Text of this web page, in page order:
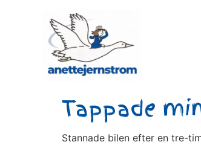
Tappade
Stannade bilen efter en tre-